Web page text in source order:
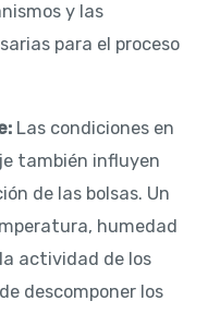
y las
para el proceso
Las condiciones en
también influyen
de las bolsas. Un
humedad
actividad de los
descomponer los